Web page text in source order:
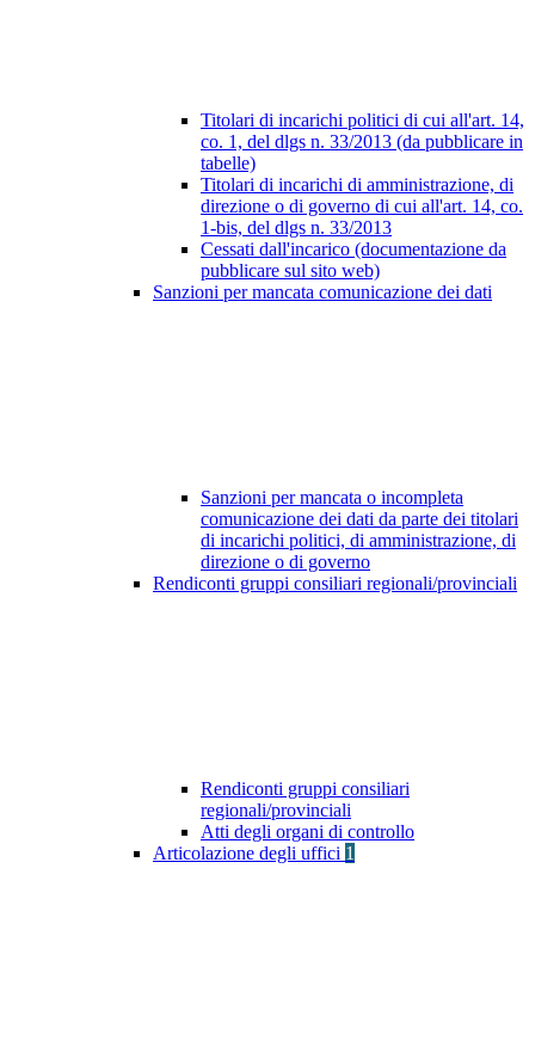
Titolari di incarichi politici di cui all'art. 14,
co. 1, del dlgs n. 33/2013 (da pubblicare in
tabelle)
Titolari di incarichi di amministrazione, di
direzione o di governo di cui all'art. 14, co.
1-bis, del dlgs n. 33/2013
Cessati dall'incarico (documentazione da
pubblicare sul sito web)
Sanzioni per mancata comunicazione dei dati
Sanzioni per mancata o incompleta
comunicazione dei dati da parte dei titolari
di incarichi politici, di amministrazione, di
direzione o di governo
Rendiconti gruppi consiliari regionali/provinciali
Rendiconti gruppi consiliari
regionali/provinciali
Atti degli organi di controllo
Articolazione degli uffici 1